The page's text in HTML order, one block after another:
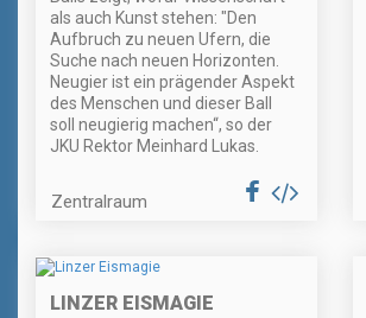
als auch Kunst stehen: "Den
Aufbruch zu neuen Ufern, die
Suche nach neuen Horizonten.
Neugier ist ein prägender Aspekt
des Menschen und dieser Ball
soll neugierig machen“, so der
JKU Rektor Meinhard Lukas.
Zentralraum
LINZER EISMAGIE